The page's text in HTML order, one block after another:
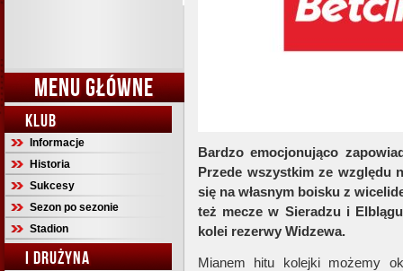
MENU GŁÓWNE
KLUB
Informacje
Historia
Sukcesy
Sezon po sezonie
Stadion
I DRUŻYNA
Bardzo emocjonująco
Przede wszystkim ze względu
się na własnym boisku z
też mecze w Sieradzu i
kolei rezerwy Widzewa.
Mianem hitu kolejki możemy